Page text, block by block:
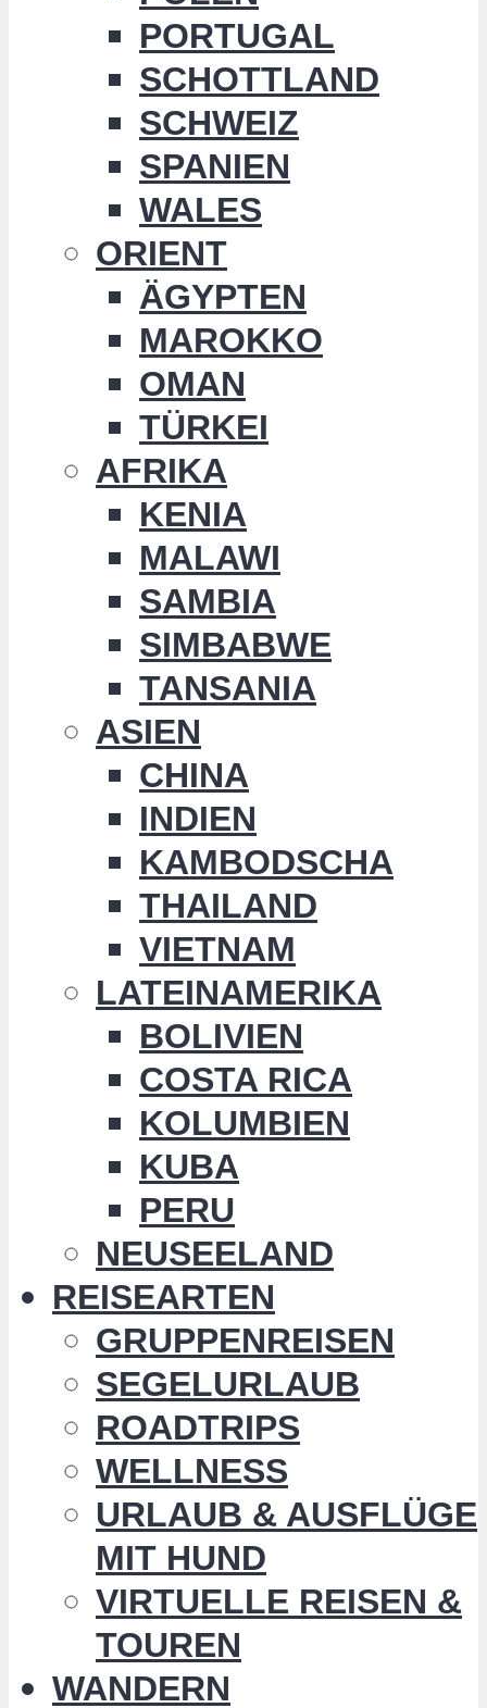
PORTUGAL
SCHOTTLAND
SCHWEIZ
SPANIEN
WALES
ORIENT
ÄGYPTEN
MAROKKO
OMAN
TÜRKEI
AFRIKA
KENIA
MALAWI
SAMBIA
SIMBABWE
TANSANIA
ASIEN
CHINA
INDIEN
KAMBODSCHA
THAILAND
VIETNAM
LATEINAMERIKA
BOLIVIEN
COSTA RICA
KOLUMBIEN
KUBA
PERU
NEUSEELAND
REISEARTEN
GRUPPENREISEN
SEGELURLAUB
ROADTRIPS
WELLNESS
URLAUB & AUSFLÜGE
MIT HUND
VIRTUELLE REISEN &
TOUREN
WANDERN